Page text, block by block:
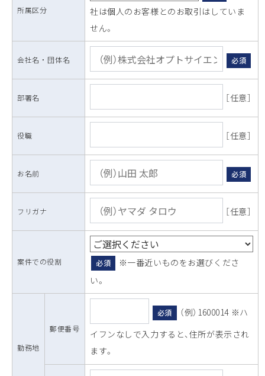
所属区分
社は個人のお客様とのお取引はしていま
せん。
会社名 ・ 団体名 必須
部署名 ［任意］
役職 ［任意］
お名前 必須
フリガナ ［任意］
案件での役割 必須
※一番近いものをお選びくださ
い。
勤務地
郵便番号
必須
（例）1600014 ※ハ
イフンなしで入力すると、住所が表示され
ます。